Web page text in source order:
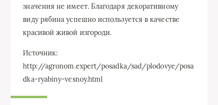
значения не имеет. Благодаря декоративному
виду рябина успешно используется в качестве
красивой живой изгороди.
Источник:
http://agronom.expert/posadka/sad/plodovye/posa
dka-ryabiny-vesnoy.html